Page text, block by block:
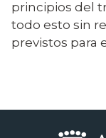
principios del
todo esto sin
previstos para